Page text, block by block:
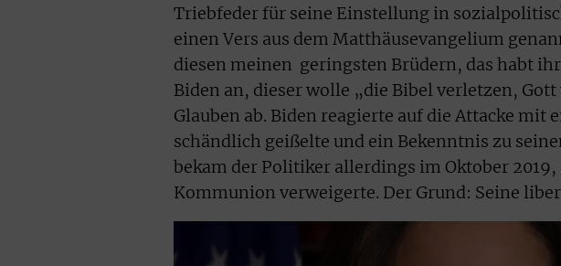
Triebfeder für seine Einstellung in
einen Vers aus dem Matthäus­evangelium
diesen meinen geringsten Brüdern, das habt
Biden an, dieser wolle „die Bibel verletzen,
Glauben ab. Biden reagierte auf die Attacke mit
schändlich geißelte und ein Bekenntnis zu
bekam der Politiker allerdings im Oktober
Kommunion verweigerte. Der Grund: Seine